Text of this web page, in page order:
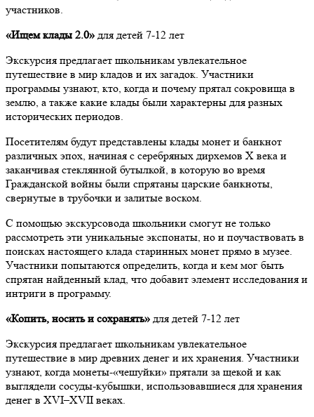
участников.
«Ищем клады 2.0» для детей 7-12 лет
Экскурсия предлагает школьникам увлекательное
путешествие в мир кладов и их загадок. Участники
программы узнают, кто, когда и почему прятал сокровища в
землю, а также какие клады были характерны для разных
исторических периодов.
Посетителям будут представлены клады монет и банкнот
различных эпох, начиная с серебряных дирхемов X века и
заканчивая стеклянной бутылкой, в которую во время
Гражданской войны были спрятаны царские банкноты,
свернутые в трубочки и залитые воском.
С помощью экскурсовода школьники смогут не только
рассмотреть эти уникальные экспонаты, но и поучаствовать в
поисках настоящего клада старинных монет прямо в музее.
Участники попытаются определить, когда и кем мог быть
спрятан найденный клад, что добавит элемент исследования и
интриги в программу.
«Копить, носить и сохранять» для детей 7-12 лет
Экскурсия предлагает школьникам увлекательное
путешествие в мир древних денег и их хранения. Участники
узнают, когда монеты-«чешуйки» прятали за щекой и как
выглядели сосуды-кубышки, использовавшиеся для хранения
денег в XVI–XVII веках.